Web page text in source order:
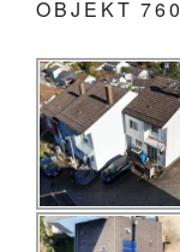
OBJEKT 760